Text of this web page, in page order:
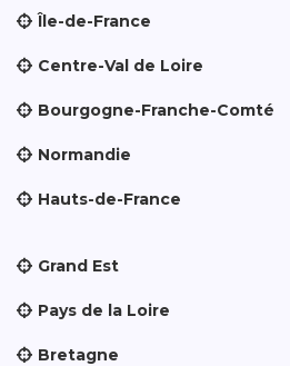
Île-de-France
Centre-Val de Loire
Bourgogne-Franche-Comté
Normandie
Hauts-de-France
Grand Est
Pays de la Loire
Bretagne